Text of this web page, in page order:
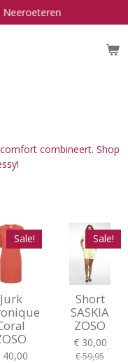
Neeroeteren
combineert. Shop
Sale!
Jurk
40,00
Sale!
Short
SASKIA
ZOSO
€ 30,00
€ 59,95